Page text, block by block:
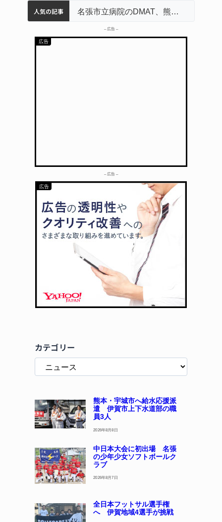
人気の記事
名張市水道料金47％値上げへ 答申案、審議会で大筋まとまる
器物損壊容疑で83歳女逮捕 伊賀署
中学校の陶壁モニュメント 地元建設会社がボランティアで清掃 伊賀 名張市立病院のDMAT、熊本地震の被災地へ 能登以来3回目の派遣
– 広告 –
– 広告 –
カテゴリー
熊本・宇城市へ給水応援派
遣 伊賀市上下水道部の職
員3人
2026年8月8日
中日本大会に初出場 名張
の少年少女ソフトボールク
ラブ
2026年8月7日
全日本フットサル選手権
へ 伊賀地域4選手が挑戦